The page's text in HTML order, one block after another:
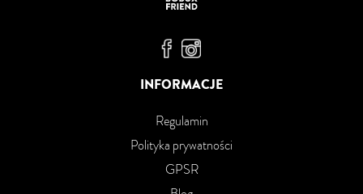
Bobux Facebook
Bobux Instagram
INFORMACJE
Regulamin
Polityka prywatności
GPSR